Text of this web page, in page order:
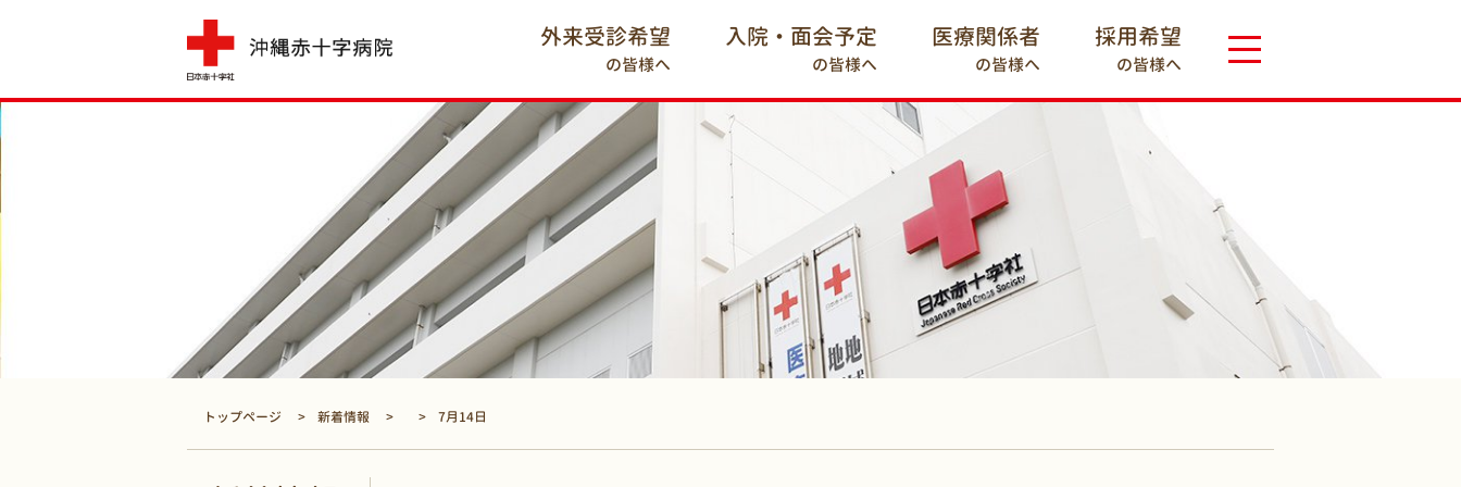
外来受診希望
の皆様へ
入院・面会予定
の皆様へ
医療関係者
の皆様へ
採用希望
の皆様へ
トップページ 新着情報 7月14日